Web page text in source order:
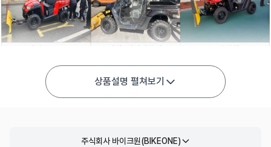
상품설명 펼쳐보기
주식회사 바이크원(BIKEONE)